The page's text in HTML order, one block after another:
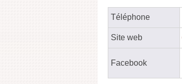
Téléphone
Site web
Facebook